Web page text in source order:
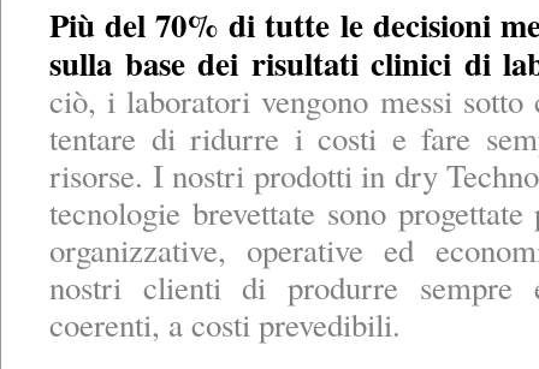
Più del 70% di tutte le decisioni
sulla base dei risultati clinici di
ciò, i laboratori vengono messi sotto
tentare di ridurre i costi e fare
risorse. I nostri prodotti in dry
tecnologie brevettate sono
organizzative, operative ed
nostri clienti di produrre sempre
coerenti, a costi prevedibili.